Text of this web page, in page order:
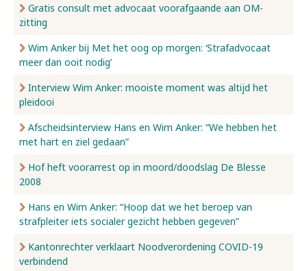
Gratis consult met advocaat voorafgaande aan OM-
zitting
Wim Anker bij Met het oog op morgen: ‘Strafadvocaat
meer dan ooit nodig’
Interview Wim Anker: mooiste moment was altijd het
pleidooi
Afscheidsinterview Hans en Wim Anker: “We hebben het
met hart en ziel gedaan”
Hof heft voorarrest op in moord/doodslag De Blesse
2008
Hans en Wim Anker: “Hoop dat we het beroep van
strafpleiter iets socialer gezicht hebben gegeven”
Kantonrechter verklaart Noodverordening COVID-19
verbindend